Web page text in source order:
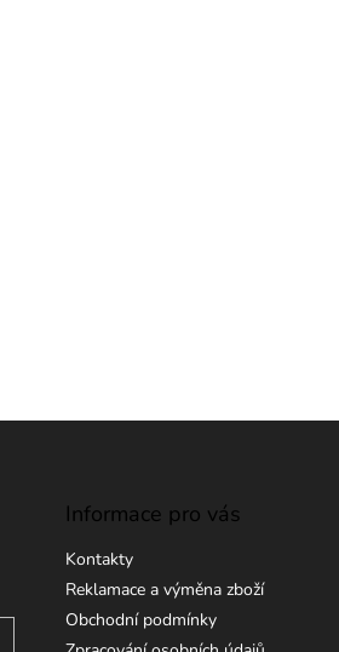
Informace pro vás
Kontakty
Reklamace a výměna zboží
Obchodní podmínky